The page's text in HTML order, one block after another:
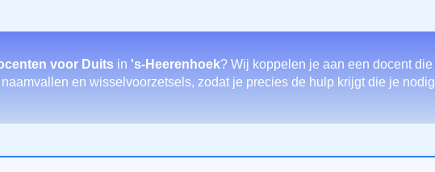
voor Duitsin 's-Heerenhoek? Wij koppelen je aan een docent
en wisselvoorzetsels, zodat je precies de hulp krijgt die je